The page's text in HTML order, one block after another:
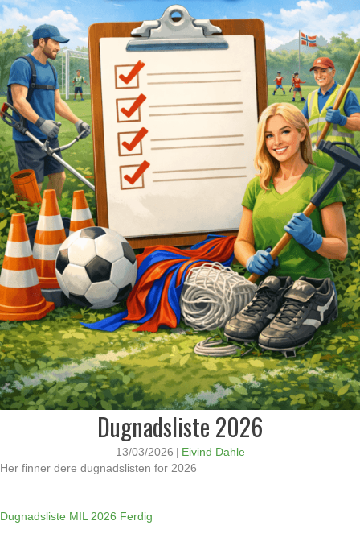
Dugnadsliste 2026
13/03/2026 | Eivind Dahle
Her finner dere dugnadslisten for 2026
Dugnadsliste MIL 2026 Ferdig